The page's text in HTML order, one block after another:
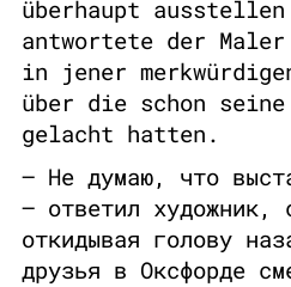
überhaupt ausstellen
antwortete der
in jener
über die schon
gelacht hatten.
– Не думаю, что
– ответил художник,
откидывая голову
друзья в Оксфорде